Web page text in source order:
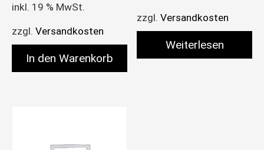
inkl. 19 % MwSt.
zzgl. Versandkosten
In den Warenkorb
zzgl.Versandkosten
Weiterlesen